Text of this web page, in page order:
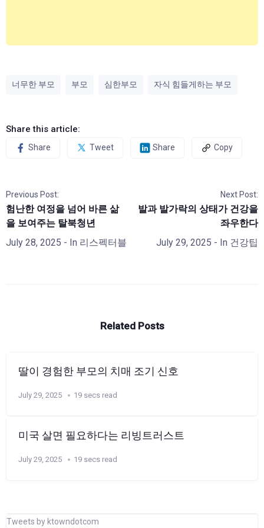
너무한 부모 부모 심한부모 자식 힘들게하는 부모
Share this article:
Share Tweet Share Copy
Previous Post:
험난한 여정을 넘어 바른 삶
을 보여주는 탈북청년
July 28, 2025 - In 리스펙터블
Next Post:
발과 발가락의 상태가 건강을
좌우한다
July 29, 2025 - In 건강팁
Related Posts
딸이 경험한 부모의 치매 조기 신호
July 29, 2025 19 secs read
미국 살면 필요하다는 리빙트러스트
July 29, 2025 19 secs read
Tweets by ktowndotcom